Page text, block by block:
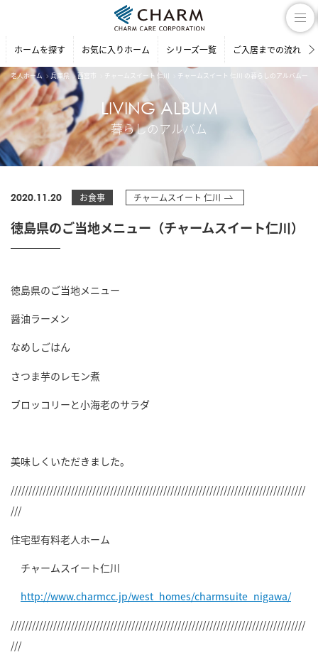
ホームを探す お気に入りホーム シリーズ一覧 ご入居までの流れ
老人ホーム 兵庫県 西宮市 チャームスイート 仁川 チャームスイート 仁川 の暮らしのアルバム一覧
LIVING ALBUM
暮らしのアルバム
2020.11.20 お食事 チャームスイート 仁川
徳島県のご当地メニュー（チャームスイート仁川）
徳島県のご当地メニュー
醤油ラーメン
なめしごはん
さつま芋のレモン煮
ブロッコリーと小海老のサラダ
美味しくいただきました。
///////////////////////////////////////////////////////////////////////////////////
///
住宅型有料老人ホーム
チャームスイート仁川
http://www.charmcc.jp/west_homes/charmsuite_nigawa/
///////////////////////////////////////////////////////////////////////////////////
///